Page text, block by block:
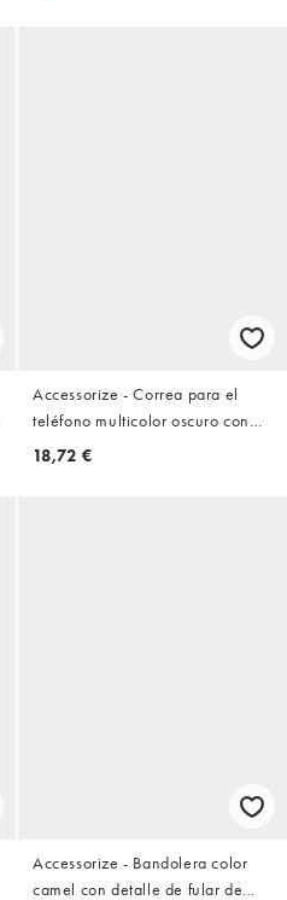
Accessorize - Correa para el
teléfono multicolor oscuro con
cuentas
18,72 €
Accessorize - Bandolera color
camel con detalle de fular de